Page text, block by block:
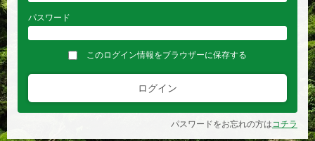
パスワード
このログイン情報をブラウザーに保存する
ログイン
パスワードをお忘れの方はコチラ